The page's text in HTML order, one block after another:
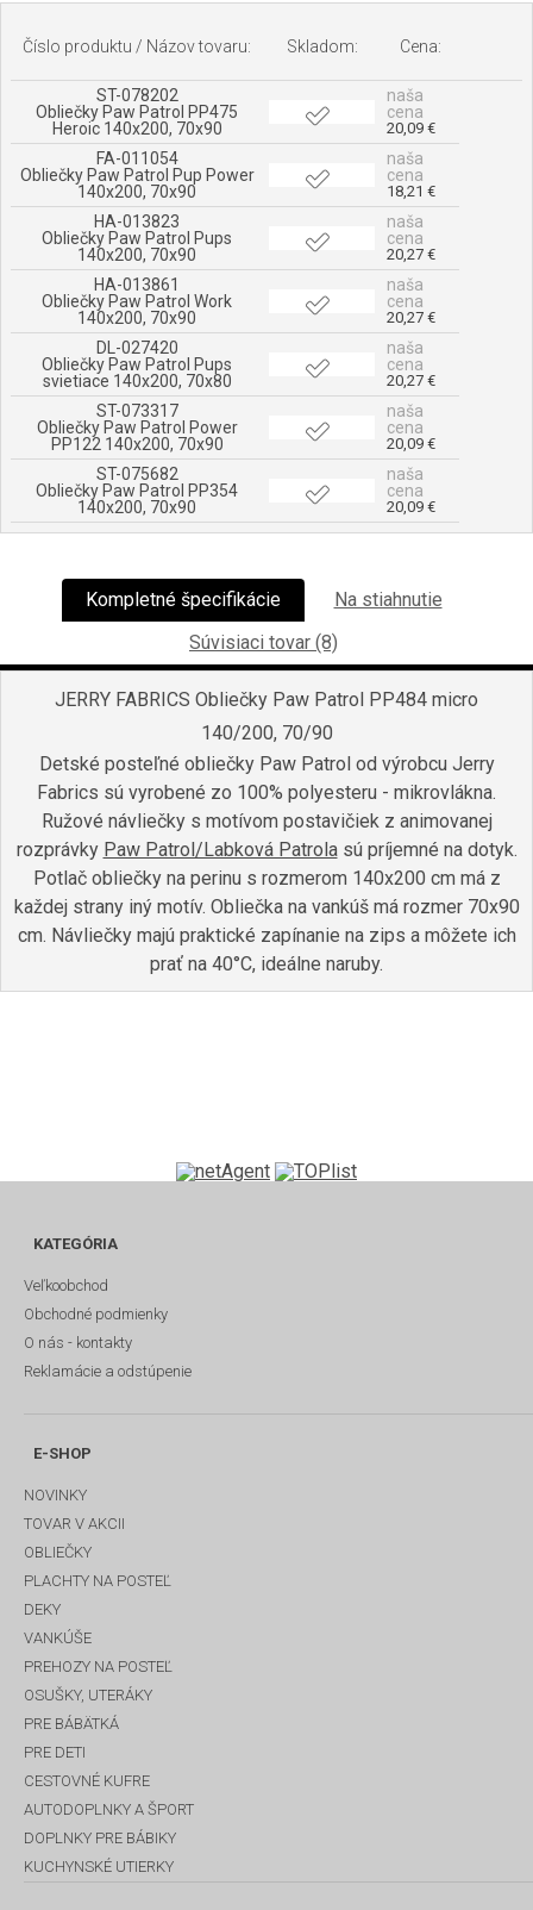
Číslo produktu / Názov tovaru: Skladom: Cena:
ST-078202
Obliečky Paw Patrol PP475
Heroic 140x200, 70x90
naša
cena
20,09 €
FA-011054
Obliečky Paw Patrol Pup Power
140x200, 70x90
naša
cena
18,21 €
HA-013823
Obliečky Paw Patrol Pups
140x200, 70x90
naša
cena
20,27 €
HA-013861
Obliečky Paw Patrol Work
140x200, 70x90
naša
cena
20,27 €
DL-027420
Obliečky Paw Patrol Pups
svietiace 140x200, 70x80
naša
cena
20,27 €
ST-073317
Obliečky Paw Patrol Power
PP122 140x200, 70x90
naša
cena
20,09 €
ST-075682
Obliečky Paw Patrol PP354
140x200, 70x90
naša
cena
20,09 €
Kompletné špecifikácie
Na stiahnutie
Súvisiaci tovar (8)
JERRY FABRICS Obliečky Paw Patrol PP484 micro
140/200, 70/90
Detské posteľné obliečky Paw Patrol od výrobcu Jerry
Fabrics sú vyrobené zo 100% polyesteru - mikrovlákna.
Ružové návliečky s motívom postavičiek z animovanej
rozprávky Paw Patrol/Labková Patrolasú príjemné na dotyk.
Potlač obliečky na perinu s rozmerom 140x200 cm má z
každej strany iný motív. Obliečka na vankúš má rozmer 70x90
cm. Návliečky majú praktické zapínanie na zips a môžete ich
prať na 40°C, ideálne naruby.
KATEGÓRIA
Veľkoobchod
Obchodné podmienky
O nás - kontakty
Reklamácie a odstúpenie
E-SHOP
NOVINKY
TOVAR V AKCII
OBLIEČKY
PLACHTY NA POSTEĽ
DEKY
VANKÚŠE
PREHOZY NA POSTEĽ
OSUŠKY, UTERÁKY
PRE BÁBÄTKÁ
PRE DETI
CESTOVNÉ KUFRE
AUTODOPLNKY A ŠPORT
DOPLNKY PRE BÁBIKY
KUCHYNSKÉ UTIERKY